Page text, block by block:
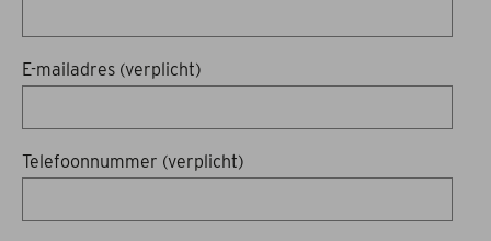
Offerte aanvragen
Montage en onderhoud
E-mailadres (verplicht)
Telefoonnummer (verplicht)